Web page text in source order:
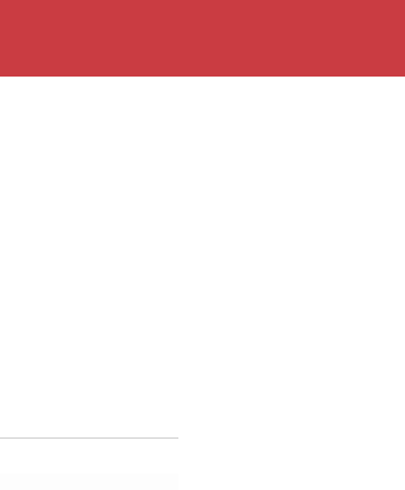
ORARI ACQUISTA